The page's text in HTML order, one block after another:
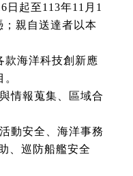
日起至113年11月1
；親自送達者以本
款海洋科技創新應
情報蒐集、區域合
動安全、海洋事務
、巡防船艦安全